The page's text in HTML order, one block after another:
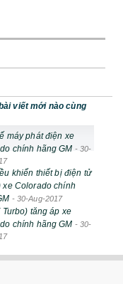
bài viết mới nào cùng
máy phát điện xe
chính hãng GM -30-
khiển thiết bị điện tử
xe Colorado chính
- 30-Aug-2017
Turbo) tăng áp xe
chính hãng GM -30-